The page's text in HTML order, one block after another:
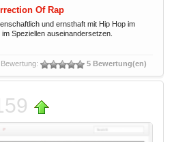
Of Rap
und ernsthaft mit Hip Hop im
Speziellen auseinandersetzen.
5 Bewertung(en)